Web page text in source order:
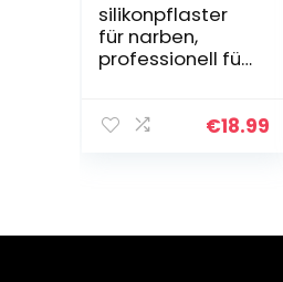
silikonpflaster
für narben,
professionell für
Operationen,
€18.99